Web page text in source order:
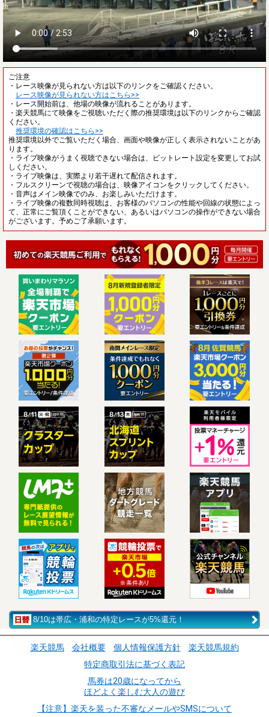
ご注意
・レース映像が見られない方は以下のリンクをご確認ください。
レース映像が見られない方はこちら>>
・レース開始前は、他場の映像が流れることがあります。
・楽天競馬にて映像をご視聴いただく際の推奨環境は以下のリンクからご確認
ください。
推奨環境の確認はこちら>>
推奨環境以外でご覧いただく場合、画面や映像が正しく表示されないことがあ
ります。
・ライブ映像がうまく視聴できない場合は、ビットレート設定を変更してお試
しください。
・ライブ映像は、実際より若干遅れて配信されます。
・フルスクリーンで視聴の場合は、映像アイコンをクリックしてください。
・音声はメイン映像でのみ、お楽しみいただけます。
・ライブ映像の複数同時視聴は、お客様のパソコンの性能や回線の状態によっ
て、正常にご覧頂くことができない、あるいはパソコンの操作ができない場合
がございます。予めご了承願います。
8/10は帯広・浦和の特定レースが5%還元！
楽天競馬 会社概要 個人情報保護方針
楽天競馬規約
特定商取引法に基づく表記
馬券は20歳になってから
ほどよく楽しむ大人の遊び
【注意】楽天を装った不審なメールやSMSについて